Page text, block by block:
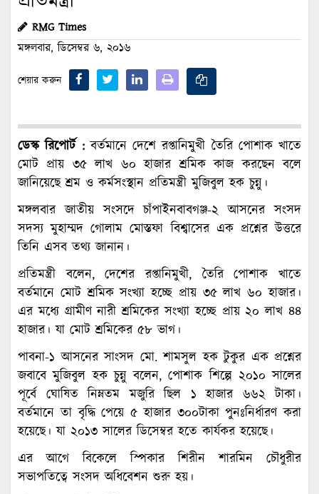
RMG Times
মঙ্গলবার, ডিসেম্বর ৬, ২০১৬
শেয়ার করুন
ডেস্ক রিপোর্ট :বর্তমানে দেশে রপ্তানিমুখী তৈরি পোশাক খাতে
মোট প্রায় ৩৫ লাখ ৬০ হাজার শ্রমিক কাজ করছেন বলে
জানিয়েছে শ্রম ও কর্মসংস্থান প্রতিমন্ত্রী মুজিবুল হক চুন্নু।
মঙ্গলবার জাতীয় সংসদে চাঁপাইনবাবগঞ্জ-২ আসনের সংসদ
সদস্য মুহাম্মদ গোলাম মোস্তফা বিশ্বাসের এক প্রশ্নের উত্তরে
তিনি এসব তথ্য জানান।
প্রতিমন্ত্রী বলেন, দেশের রপ্তানিমুখী, তৈরি পোশাক খাতে
বর্তমানে মোট শ্রমিক সংখ্যা হচ্ছে প্রায় ৩৫ লাখ ৬০ হাজার।
এর মধ্যে গ্রামীণ নারী শ্রমিকের সংখ্যা হচ্ছে প্রায় ২০ লাখ ৪৪
হাজার। যা মোট শ্রমিকের ৫৮ ভাগ।
পাবনা-১ আসনের সাংসদ মো. শামসুল হক টুকুর এক প্রশ্নের
জবাবে মুজিবুল হক চুন্নু বলেন, পোশাক শিল্পে ২০১০ সালের
পূর্বে ঘোষিত নিম্নতম মজুরি ছিল ১ হাজার ৬৬২ টাকা।
বর্তমানে তা বৃদ্ধি পেয়ে ৫ হাজার ৩০০টাকা পুনঃনির্ধারণ করা
হয়েছে। যা ২০১৩ সালের ডিসেম্বর হতে কার্যকর হয়েছে।
এর আগে বিকেলে স্পিকার শিরীন শারমিন চৌধুরীর
সভাপতিত্বে সংসদ অধিবেশন শুরু হয়।